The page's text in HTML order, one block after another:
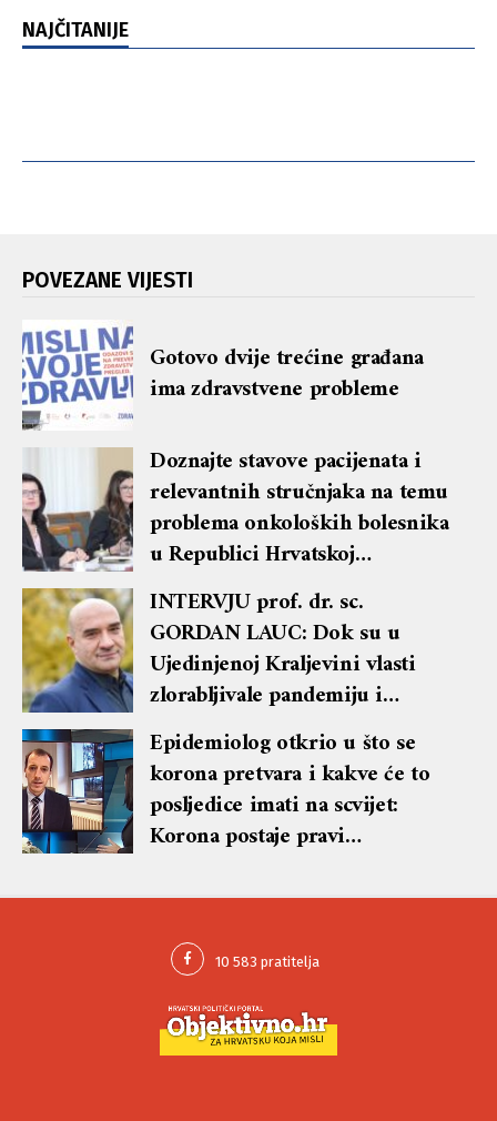
NAJČITANIJE
POVEZANE VIJESTI
Gotovo dvije trećine građana
ima zdravstvene probleme
Doznajte stavove pacijenata i
relevantnih stručnjaka na temu
problema onkoloških bolesnika
u Republici Hrvatskoj
predstavljenih na okruglom
stolu u organizaciji SDP-a
INTERVJU prof. dr. sc.
GORDAN LAUC: Dok su u
Ujedinjenoj Kraljevini vlasti
zlorabljivale pandemiju i
namjerno širile strah, hrvatska
Vlada je već polovinom proljeća
2020. godine promijenila
politiku i pokušavala imati što
blaže mjere, a opozicija i mediji
Epidemiolog otkrio u što se
korona pretvara i kakve će to
posljedice imati na scvijet:
Korona postaje pravi
sretnima